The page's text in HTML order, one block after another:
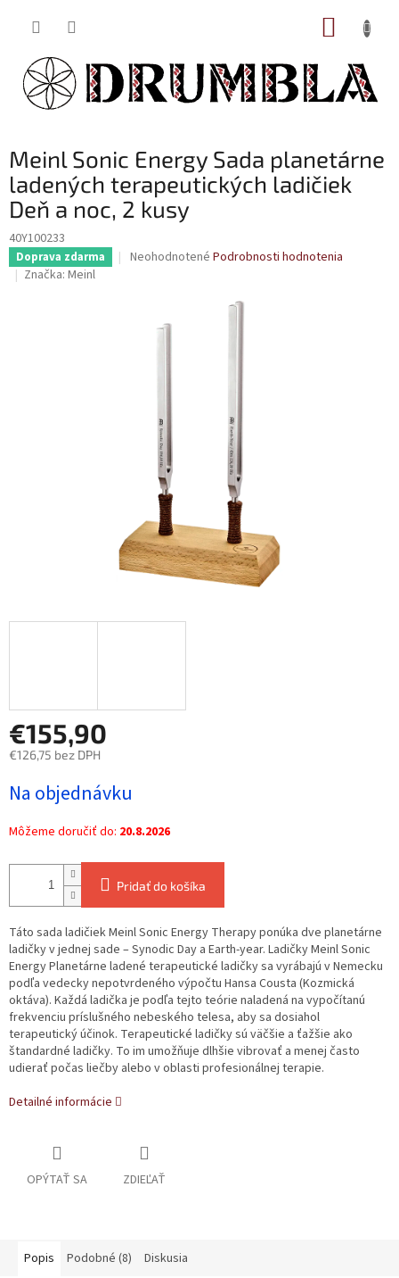
Meinl Sonic Energy Sada planetárne
ladených terapeutických ladičiek
Deň a noc, 2 kusy
40Y100233
Doprava zdarma
Priemerné
Neohodnotené Podrobnosti hodnotenia
Značka: Meinl
€155,90
€126,75 bez DPH
cena:
Na objednávku
Môžeme doručiť do: 20.8.2026
Pridať do košíka
Táto sada ladičiek Meinl Sonic Energy Therapy ponúka dve planetárne
ladičky v jednej sade – Synodic Day a Earth-year. Ladičky Meinl Sonic
Energy Planetárne ladené terapeutické ladičky sa vyrábajú v Nemecku
podľa vedecky nepotvrdeného výpočtu Hansa Cousta (Kozmická
oktáva). Každá ladička je podľa tejto teórie naladená na vypočítanú
frekvenciu príslušného nebeského telesa, aby sa dosiahol
terapeutický účinok. Terapeutické ladičky sú väčšie a ťažšie ako
štandardné ladičky. To im umožňuje dlhšie vibrovať a menej často
udierať počas liečby alebo v oblasti profesionálnej terapie.
Detailné informácie
OPÝTAŤ SA ZDIEĽAŤ
Popis Podobné (8) Diskusia